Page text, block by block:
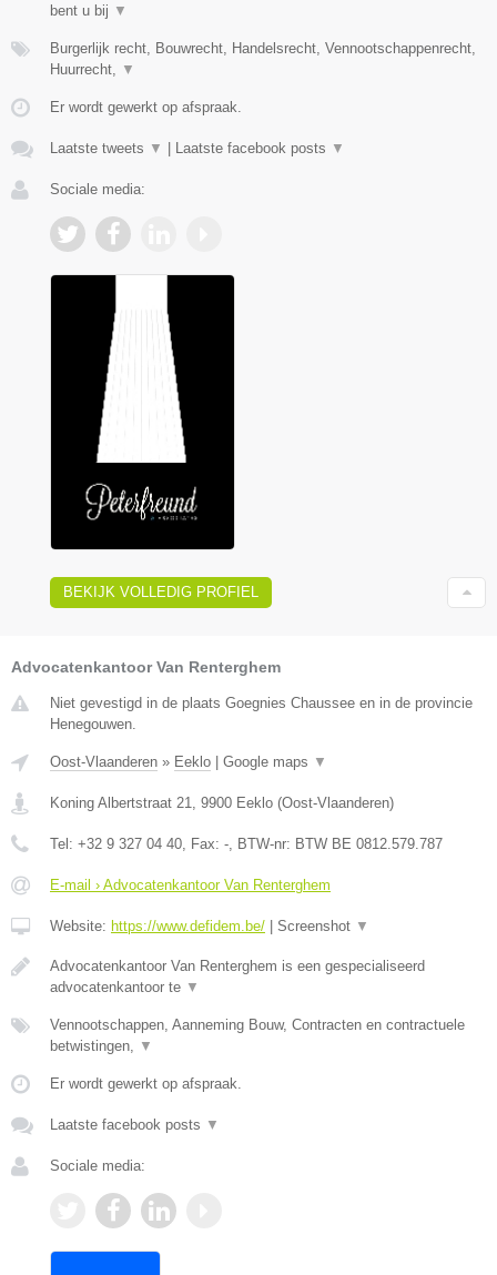
bent u bij ▼
Burgerlijk recht, Bouwrecht, Handelsrecht, Vennootschappenrecht,
Huurrecht,
▼
Er wordt gewerkt op afspraak.
Laatste tweets ▼ Laatste facebook posts ▼
Sociale media:
BEKIJK VOLLEDIG PROFIEL
Advocatenkantoor Van Renterghem
Niet gevestigd in de plaats Goegnies Chaussee en in de provincie
Henegouwen.
Oost-Vlaanderen » Eeklo Google maps ▼
Koning Albertstraat 21 9900 Eeklo (Oost-Vlaanderen)
Tel: +32 9 327 04 40 , Fax: - , BTW-nr: BTW BE 0812.579.787
E-mail › Advocatenkantoor Van Renterghem
Website: https://www.defidem.be/ Screenshot ▼
Advocatenkantoor Van Renterghem is een gespecialiseerd
advocatenkantoor te ▼
Vennootschappen, Aanneming Bouw, Contracten en contractuele
betwistingen,
▼
Er wordt gewerkt op afspraak.
Laatste facebook posts ▼
Sociale media: